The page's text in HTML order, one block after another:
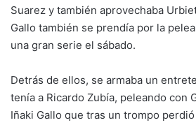
Suarez y también aprovechaba
Gallo también se prendía por la
una gran serie el sábado.
Detrás de ellos, se armaba un
tenía a Ricardo Zubía, peleando con
Iñaki Gallo que tras un trompo